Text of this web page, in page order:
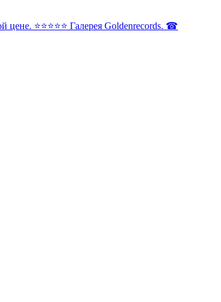
⭐️⭐️⭐️⭐️⭐️ Галерея Goldenrecords. ☎